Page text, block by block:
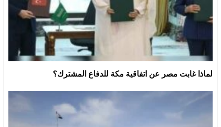
لماذا غابت مصر عن اتفاقية مكة للدفاع المشترك؟